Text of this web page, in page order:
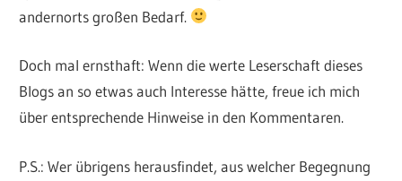
andernorts großen Bedarf.
Doch mal ernsthaft: Wenn die werte Leserschaft dieses
Blogs an so etwas auch Interesse hätte, freue ich mich
über entsprechende Hinweise in den Kommentaren.
P.S.: Wer übrigens herausfindet, aus welcher Begegnung